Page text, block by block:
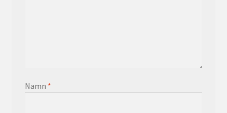
Namn *